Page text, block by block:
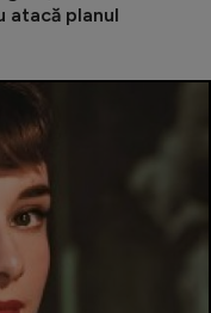
atacă planul